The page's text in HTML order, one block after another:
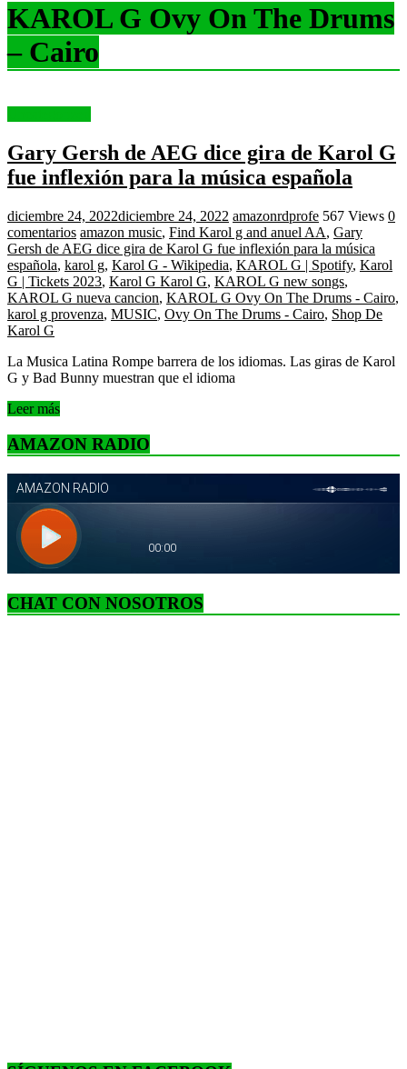
KAROL G Ovy On The Drums
– Cairo
Gary Gersh de AEG dice gira de Karol G
fue inflexión para la música española
diciembre 24, 2022diciembre 24, 2022 amazonrdprofe 567 Views 0
comentarios amazon music, Find Karol g and anuel AA, Gary
Gersh de AEG dice gira de Karol G fue inflexión para la música
española, karol g, Karol G - Wikipedia, KAROL G | Spotify, Karol
G | Tickets 2023, Karol G Karol G, KAROL G new songs,
KAROL G nueva cancion, KAROL G Ovy On The Drums - Cairo,
karol g provenza, MUSIC, Ovy On The Drums - Cairo, Shop De
Karol G
La Musica Latina Rompe barrera de los idiomas. Las giras de Karol
G y Bad Bunny muestran que el idioma
Leer más
AMAZON RADIO
CHAT CON NOSOTROS